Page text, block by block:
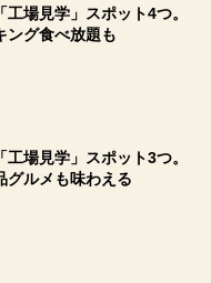
場見学」スポット4つ。
ング食べ放題も
場見学」スポット3つ。
グルメも味わえる